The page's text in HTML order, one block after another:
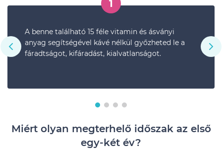
1
A benne található 15 féle vitamin és ásványi
anyag segítségével kávé nélkül győzheted le a
fáradtságot, kifáradást, kialvatlanságot.
Miért olyan megterhelő időszak az első
egy-két év?